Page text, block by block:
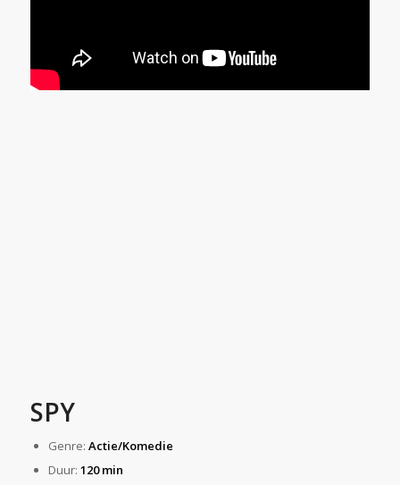
SPY
Genre: Actie/Komedie
Duur: 120 min